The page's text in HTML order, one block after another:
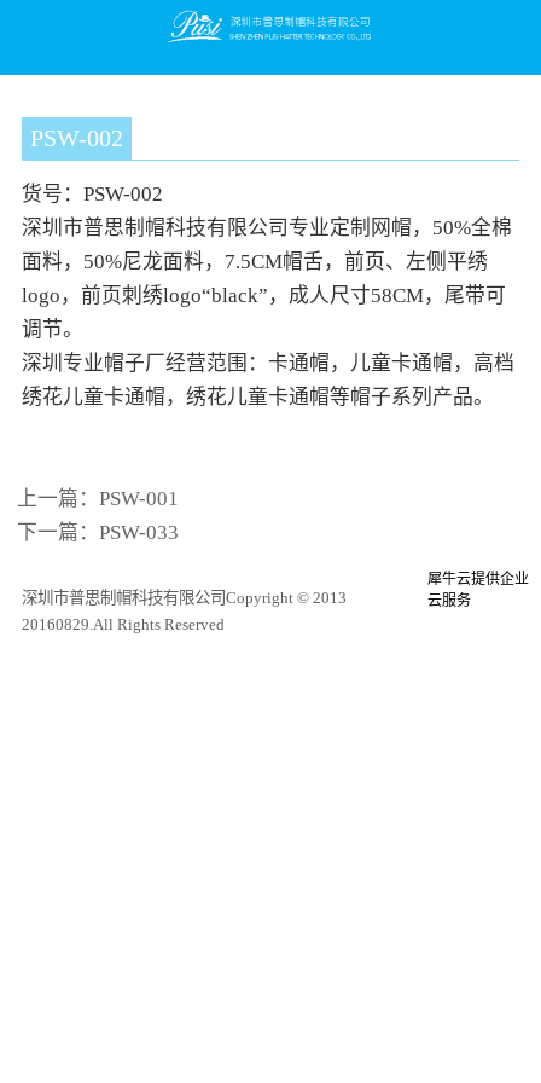
PSW-002
货号：PSW-002
深圳市普思制帽科技有限公司专业定制网帽，50%全棉
面料，50%尼龙面料，7.5CM帽舌，前页、左侧平绣
logo，前页刺绣logo“black”，成人尺寸58CM，尾带可
调节。
深圳专业帽子厂经营范围：卡通帽，儿童卡通帽，高档
绣花儿童卡通帽，绣花儿童卡通帽等帽子系列产品。
上一篇： PSW-001
下一篇： PSW-033
深圳市普思制帽科技有限公司Copyright © 2013
20160829.All Rights Reserved
犀牛云提供企业
云服务